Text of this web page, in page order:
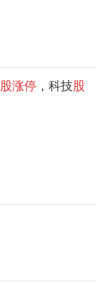
股涨停 ，科技股